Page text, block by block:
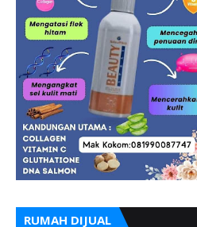
RUMAH DIJUAL